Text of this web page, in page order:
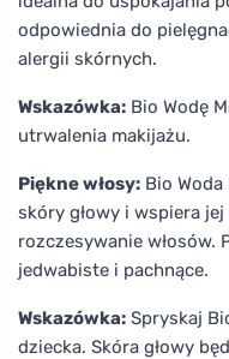
odpowiednia do
alergii skórnych.
Wskazówka: Bio Wodę
utrwalenia makijażu.
Piękne włosy: Bio
skóry głowy i wspiera
rozczesywanie włosów.
jedwabiste i pachnące.
Wskazówka: Spryskaj
dziecka. Skóra głowy